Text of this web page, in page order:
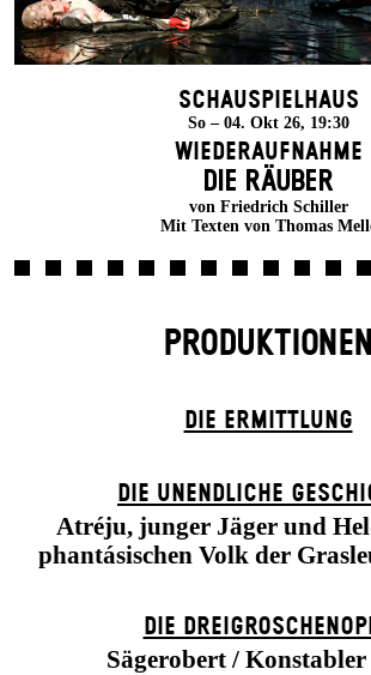
Schauspielhaus
So – 04. Okt 26, 19:30
Wiederaufnahme
DIE RÄUBER
von Friedrich Schiller
Mit Texten von Thomas
PRODUKTIONEN
DIE ERMITTLUNG
DIE UN­ENDLICHE
Atréju, junger Jäger und
phantásischen Volk der
DIE
Sägerobert / Konstabler